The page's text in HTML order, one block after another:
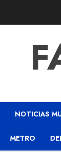
NOTICIAS
METRO